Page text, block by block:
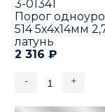
3-01341
Порог
514 5х4х14мм
латунь
2 316 ₽
- +